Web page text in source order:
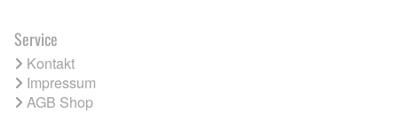
Service
Kontakt
Impressum
AGB Shop